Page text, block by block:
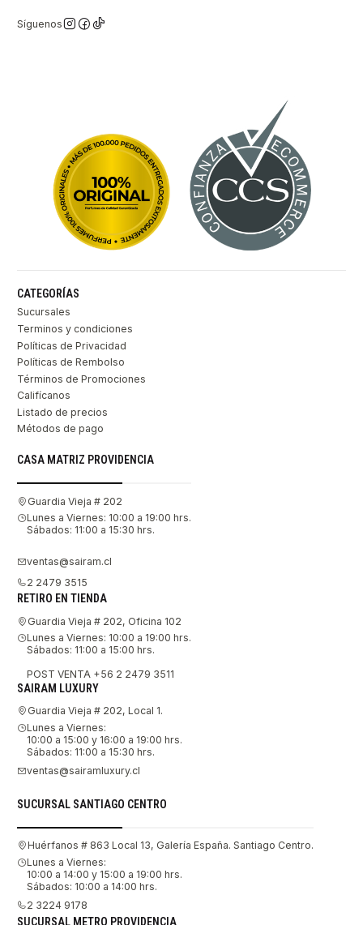
Síguenos
CATEGORÍAS
Sucursales
Terminos y condiciones
Políticas de Privacidad
Políticas de Rembolso
Términos de Promociones
Califícanos
Listado de precios
Métodos de pago
CASA MATRIZ PROVIDENCIA
Guardia Vieja # 202
Lunes a Viernes: 10:00 a 19:00 hrs.
Sábados: 11:00 a 15:30 hrs.
ventas@sairam.cl
2 2479 3515
RETIRO EN TIENDA
Guardia Vieja # 202, Oficina 102
Lunes a Viernes: 10:00 a 19:00 hrs.
Sábados: 11:00 a 15:00 hrs.
POST VENTA +56 2 2479 3511
SAIRAM LUXURY
Guardia Vieja # 202, Local 1.
Lunes a Viernes:
10:00 a 15:00 y 16:00 a 19:00 hrs.
Sábados: 11:00 a 15:30 hrs.
ventas@sairamluxury.cl
SUCURSAL SANTIAGO CENTRO
Huérfanos # 863 Local 13, Galería España. Santiago Centro.
Lunes a Viernes:
10:00 a 14:00 y 15:00 a 19:00 hrs.
Sábados: 10:00 a 14:00 hrs.
2 3224 9178
SUCURSAL METRO PROVIDENCIA